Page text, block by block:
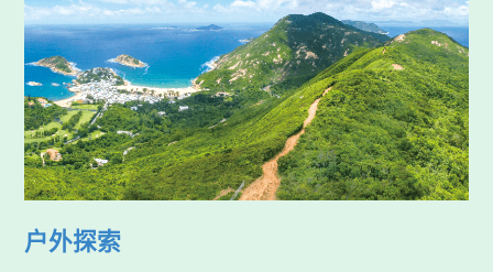
户外探索